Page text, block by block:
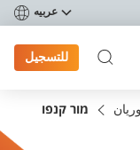
عربيه
للتسجيل
מור קנפו